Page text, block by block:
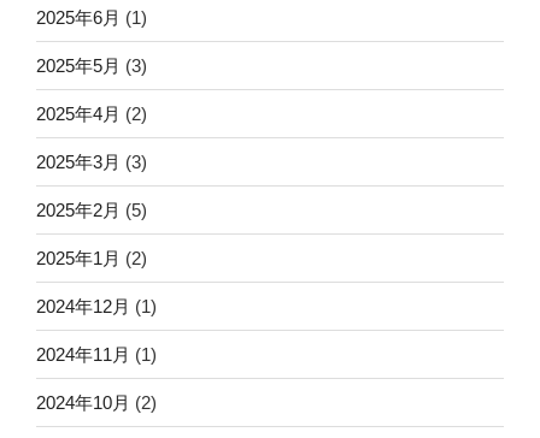
2025年6月 (1)
2025年5月 (3)
2025年4月 (2)
2025年3月 (3)
2025年2月 (5)
2025年1月 (2)
2024年12月 (1)
2024年11月 (1)
2024年10月 (2)